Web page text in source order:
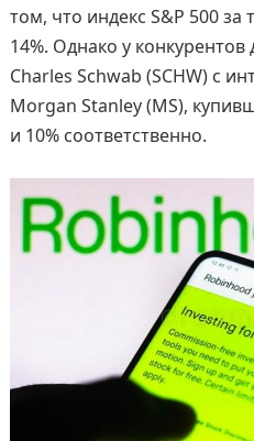
том, что индекс S&P 500
14%. Однако у
Charles Schwab (SCHW) с
Morgan Stanley (MS),
и 10% соответственно.